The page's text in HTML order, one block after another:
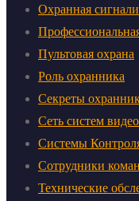
Охранная
Пультовая охрана
Роль охранника
Секреты
Сеть систем
Системы
Сотрудники
Технические